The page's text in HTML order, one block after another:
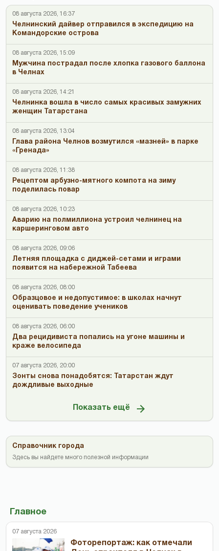
08 августа 2026, 16:37
Челнинский дайвер отправился в экспедицию на
Командорские острова
08 августа 2026, 15:09
Мужчина пострадал после хлопка газового баллона
в Челнах
08 августа 2026, 14:21
Челнинка вошла в число самых красивых замужних
женщин Татарстана
08 августа 2026, 13:04
Глава района Челнов возмутился «мазней» в парке
«Гренада»
08 августа 2026, 11:38
Рецептом арбузно-мятного компота на зиму
поделилась повар
08 августа 2026, 10:23
Аварию на полмиллиона устроил челнинец на
каршеринговом авто
08 августа 2026, 09:06
Летняя площадка с диджей-сетами и играми
появится на набережной Табеева
08 августа 2026, 08:00
Образцовое и недопустимое: в школах начнут
оценивать поведение учеников
08 августа 2026, 06:00
Два рецидивиста попались на угоне машины и
краже велосипеда
07 августа 2026, 20:00
Зонты снова понадобятся: Татарстан ждут
дождливые выходные
Показать ещё
Справочник города
Здесь вы найдете много полезной информации
Главное
07 августа 2026
Фоторепортаж: как отмечали